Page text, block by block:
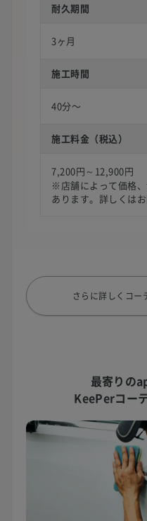
耐久期間
3ヶ月
施工時間
40分〜
施工料金（税込）
7,200円～12,900円
※店舗によって価格
あります。詳しくは
さらに詳しくコー
最寄りの
KeePerコー